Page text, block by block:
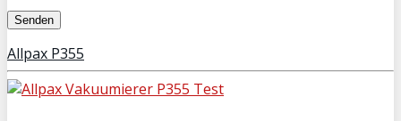
Allpax P355